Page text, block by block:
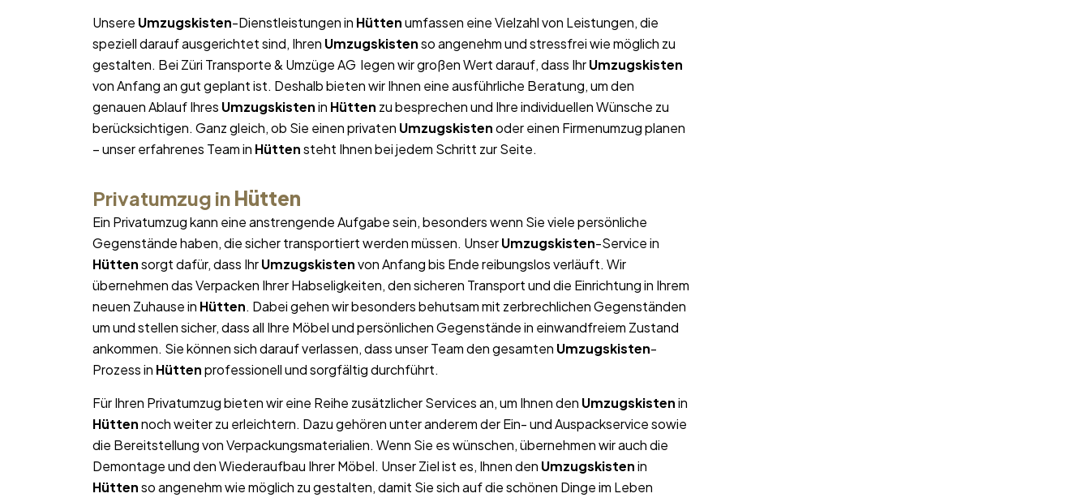
Unsere Umzugskisten-Dienstleistungen in Hüttenumfassen eine Vielzahl von Leistungen, die
speziell darauf ausgerichtet sind, Ihren Umzugskistenso angenehm und stressfrei wie möglich zu
gestalten. Bei Züri Transporte & Umzüge AG legen wir großen Wert darauf, dass IhrUmzugskisten
von Anfang an gut geplant ist. Deshalb bieten wir Ihnen eine ausführliche Beratung, um den
genauen Ablauf Ihres Umzugskistenin Hütten zu besprechen und Ihre individuellen Wünsche zu
berücksichtigen. Ganz gleich, ob Sie einen privaten Umzugskistenoder einen Firmenumzug planen
– unser erfahrenes Team in Hüttensteht Ihnen bei jedem Schritt zur Seite.
Privatumzug in Hütten
Ein Privatumzug kann eine anstrengende Aufgabe sein, besonders wenn Sie viele persönliche
Gegenstände haben, die sicher transportiert werden müssen. UnserUmzugskisten-Service in
Hüttensorgt dafür, dass IhrUmzugskistenvon Anfang bis Ende reibungslos verläuft. Wir
übernehmen das Verpacken Ihrer Habseligkeiten, den sicheren Transport und die Einrichtung in Ihrem
neuen Zuhause in Hütten. Dabei gehen wir besonders behutsam mit zerbrechlichen Gegenständen
um und stellen sicher, dass all Ihre Möbel und persönlichen Gegenstände in einwandfreiem Zustand
ankommen. Sie können sich darauf verlassen, dass unser Team den gesamten Umzugskisten-
Prozess in Hüttenprofessionell und sorgfältig durchführt.
Für Ihren Privatumzug bieten wir eine Reihe zusätzlicher Services an, um Ihnen den Umzugskistenin
Hüttennoch weiter zu erleichtern. Dazu gehören unter anderem der Ein- und Auspackservice sowie
die Bereitstellung von Verpackungsmaterialien. Wenn Sie es wünschen, übernehmen wir auch die
Demontage und den Wiederaufbau Ihrer Möbel. Unser Ziel ist es, Ihnen den Umzugskistenin
Hüttenso angenehm wie möglich zu gestalten, damit Sie sich auf die schönen Dinge im Leben